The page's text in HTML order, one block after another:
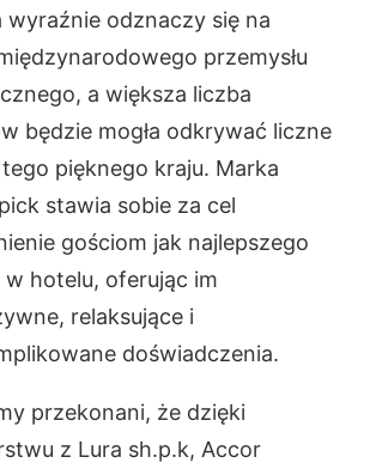
wyraźnie odznaczy się na
przemysłu
a większa liczba
będzie mogła odkrywać liczne
pięknego kraju. Marka
stawia sobie za cel
gościom jak najlepszego
hotelu, oferując im
relaksujące i
doświadczenia.
przekonani, że dzięki
z Lura sh.p.k, Accor